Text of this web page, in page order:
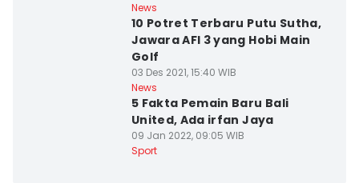
News
10 Potret Terbaru Putu Sutha,
Jawara AFI 3 yang Hobi Main
Golf
03 Des 2021, 15:40 WIB
News
5 Fakta Pemain Baru Bali
United, Ada irfan Jaya
09 Jan 2022, 09:05 WIB
Sport